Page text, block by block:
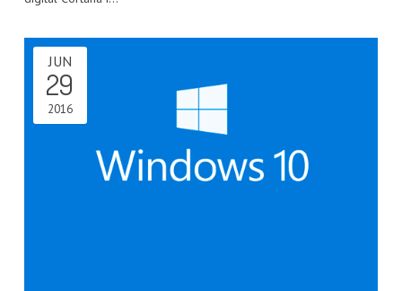
JUN
29
2016